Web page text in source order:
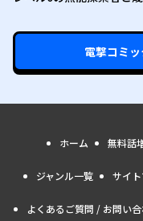
ンキング1位は謎の人～
電撃コミ
ホーム 無料話
ジャンル一覧 サイ
よくあるご質問 / お問い